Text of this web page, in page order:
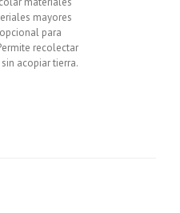
mayores
para
recolectar
acopiar tierra.